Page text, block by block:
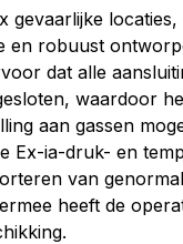
gevaarlijke
en robuust
dat alle
waardoor
aan gassen
Ex-ia-druk- en
van
heeft de